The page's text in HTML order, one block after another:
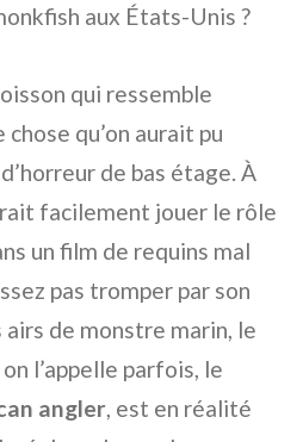
aux États-Unis ?
qui ressemble
qu’on aurait pu
de bas étage. À
facilement jouer le rôle
un film de requins mal
pas tromper par son
airs de monstre marin, le
l’appelle parfois, le
angler , est en réalité